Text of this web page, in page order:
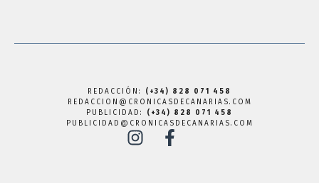
REDACCIÓN: (+34) 828 071 458
REDACCION@CRONICASDECANARIAS.COM
PUBLICIDAD: (+34) 828 071 458
PUBLICIDAD@CRONICASDECANARIAS.COM